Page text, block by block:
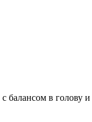
балансом в голову и